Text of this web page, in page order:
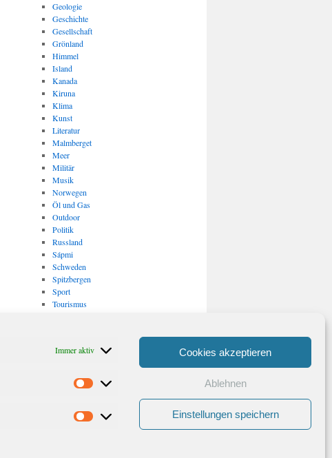
Immer aktiv
Statistiken
Marketing
Cookies akzeptieren
Ablehnen
Einstellungen speichern
Geologie
Geschichte
Gesellschaft
Grönland
Himmel
Island
Kanada
Kiruna
Klima
Kunst
Literatur
Malmberget
Meer
Militär
Musik
Norwegen
Öl und Gas
Outdoor
Politik
Russland
Sápmi
Schweden
Spitzbergen
Sport
Tourismus
Vulkanismus/ Erdbeben